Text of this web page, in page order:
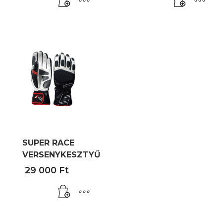
SUPER RACE
VERSENYKESZTYŰ
29 000 Ft